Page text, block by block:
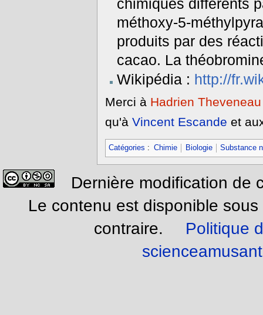
chimiques différents
méthoxy-5-
produits par des
cacao. La
Wikipédia : http://
Merci à Hadrien Theveneau
qu'à Vincent Escande et
Catégories : Chimie Biologie Substance
Dernière modification de
Le contenu est disponible
contraire.
Politique